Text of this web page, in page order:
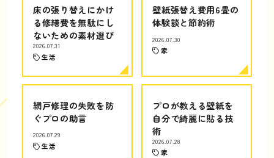
床の張り替えにかけ
る修繕費を無駄にし
ないための素材選び
2026.07.31
生活
壁紙張替え費用6畳の
体験談と節約術
2026.07.30
家
網戸修理の失敗を防
ぐプロの助言
2026.07.29
生活
プロが教える壁紙を
自分で綺麗に貼る技
術
2026.07.28
家